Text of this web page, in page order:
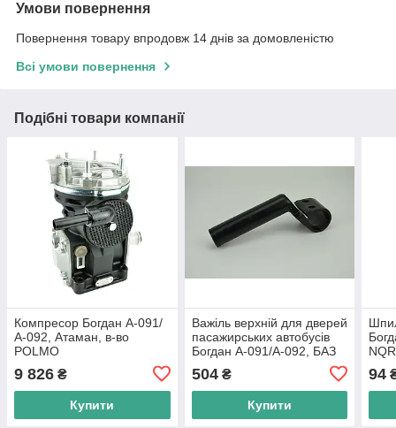
Умови повернення
Повернення товару впродовж 14 днів за домовленістю
Всі умови повернення
Подібні товари компанії
Компресор Богдан А-091/
А-092, Атаман, в-во
POLMO
9 826 ₴
Купити
Важіль верхній для дверей
пасажирських автобусів
Богдан А-091/А-092, БАЗ
Украина
504₴
Купити
94